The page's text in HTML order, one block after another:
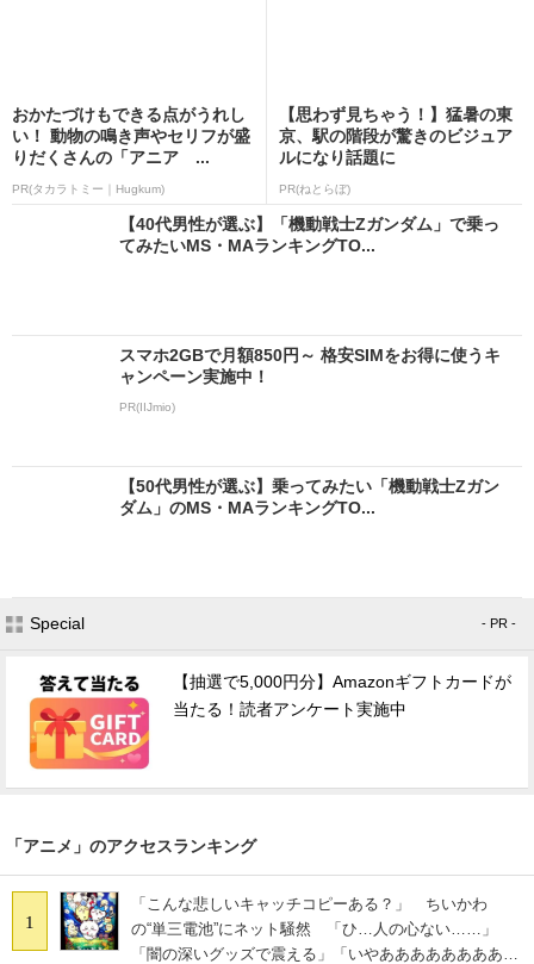
おかたづけもできる点がうれし
い！ 動物の鳴き声やセリフが盛
りだくさんの「アニア ...
PR(タカラトミー｜Hugkum)
【思わず見ちゃう！】猛暑の東
京、駅の階段が驚きのビジュア
ルになり話題に
PR(ねとらぼ)
【40代男性が選ぶ】「機動戦士Zガンダム」で乗っ
てみたいMS・MAランキングTO...
スマホ2GBで月額850円～ 格安SIMをお得に使うキ
ャンペーン実施中！
PR(IIJmio)
【50代男性が選ぶ】乗ってみたい「機動戦士Zガン
ダム」のMS・MAランキングTO...
Special - PR -
【抽選で5,000円分】Amazonギフトカードが
当たる！読者アンケート実施中
「アニメ」のアクセスランキング
1
「こんな悲しいキャッチコピーある？」 ちいかわ
の“単三電池”にネット騒然 「ひ…人の心ない……」
「闇の深いグッズで震える」「いやあああああああああ